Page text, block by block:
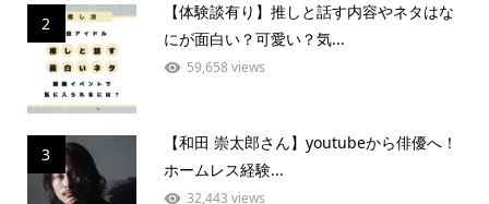
2
【体験談有り】推しと話す内容やネタはな
にが面白い？可愛い？気...
59,658 views
3
【和田 崇太郎さん】youtubeから俳優へ！
ホームレス経験...
32,443 views